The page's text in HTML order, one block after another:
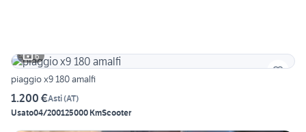
6
piaggio x9 180 amalfi
1.200 €Asti(AT)
Usato04/200125000 KmScooter